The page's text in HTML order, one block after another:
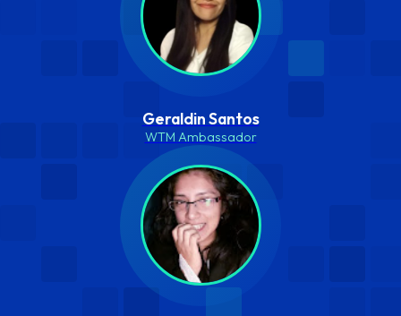
Geraldin Santos
WTM Ambassador